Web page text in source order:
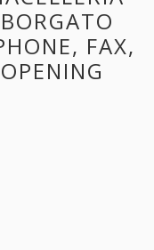
FAX,